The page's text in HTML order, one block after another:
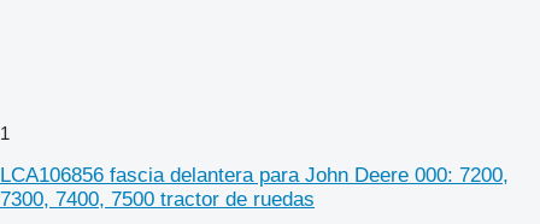
1
LCA106856 fascia delantera para John Deere 000: 7200,
7300, 7400, 7500 tractor de ruedas